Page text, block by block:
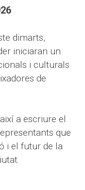
dimarts,
iniciaran un
i culturals
de
a escriure el
que
i el futur de la